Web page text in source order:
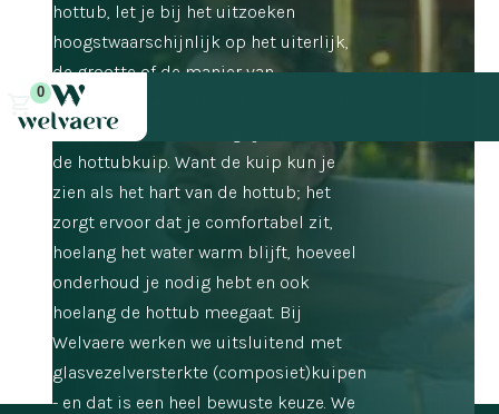
0
hottub, let je bij het uitzoeken
hoogstwaarschijnlijk op het uiterlijk,
de grootte of de manier van
verwarmen. Maar er is een onderdeel
dat minstens zo belangrijk is, en dat is
de hottubkuip. Want de kuip kun je
zien als het hart van de hottub; het
zorgt ervoor dat je comfortabel zit,
hoelang het water warm blijft, hoeveel
onderhoud je nodig hebt en ook
hoelang de hottub meegaat. Bij
Welvaere werken we uitsluitend met
glasvezelversterkte (composiet)kuipen
- en dat is een heel bewuste keuze. We